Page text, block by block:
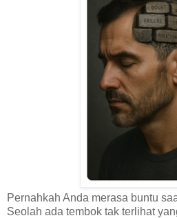
Pernahkah Anda merasa buntu
Seolah ada tembok tak terlihat